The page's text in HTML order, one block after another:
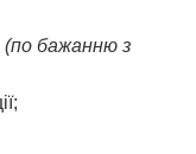
(по бажанню з